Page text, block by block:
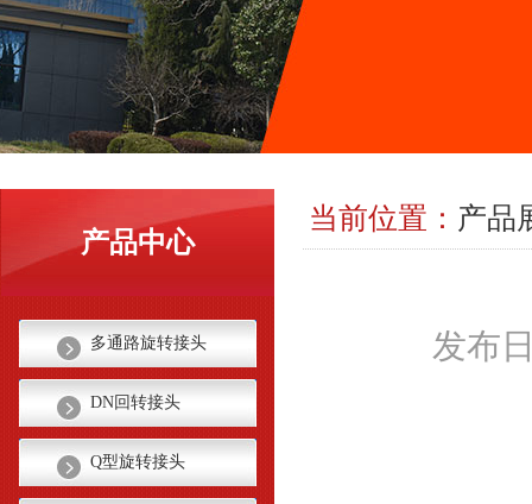
当前位置： 产品
发布
产品中心
多通路旋转接头
DN回转接头
Q型旋转接头